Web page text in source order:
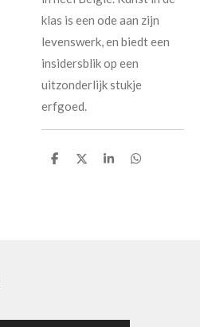
klas is een ode aan zijn
levenswerk, en biedt een
insidersblik op een
uitzonderlijk stukje
erfgoed.
D
D
D
D